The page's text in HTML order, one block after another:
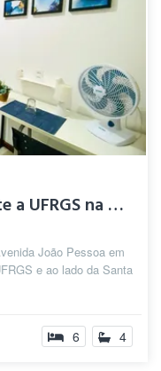
Quarto mobiliado em frente a UFRGS na Ci...
João Pessoa em
e ao lado da Santa
6 4